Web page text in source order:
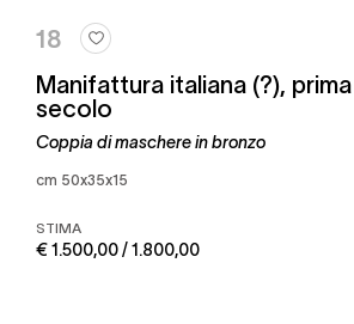
18
Manifattura italiana (?),
secolo
Coppia di maschere in bronzo
cm 50x35x15
STIMA
€ 1.500,00 / 1.800,00